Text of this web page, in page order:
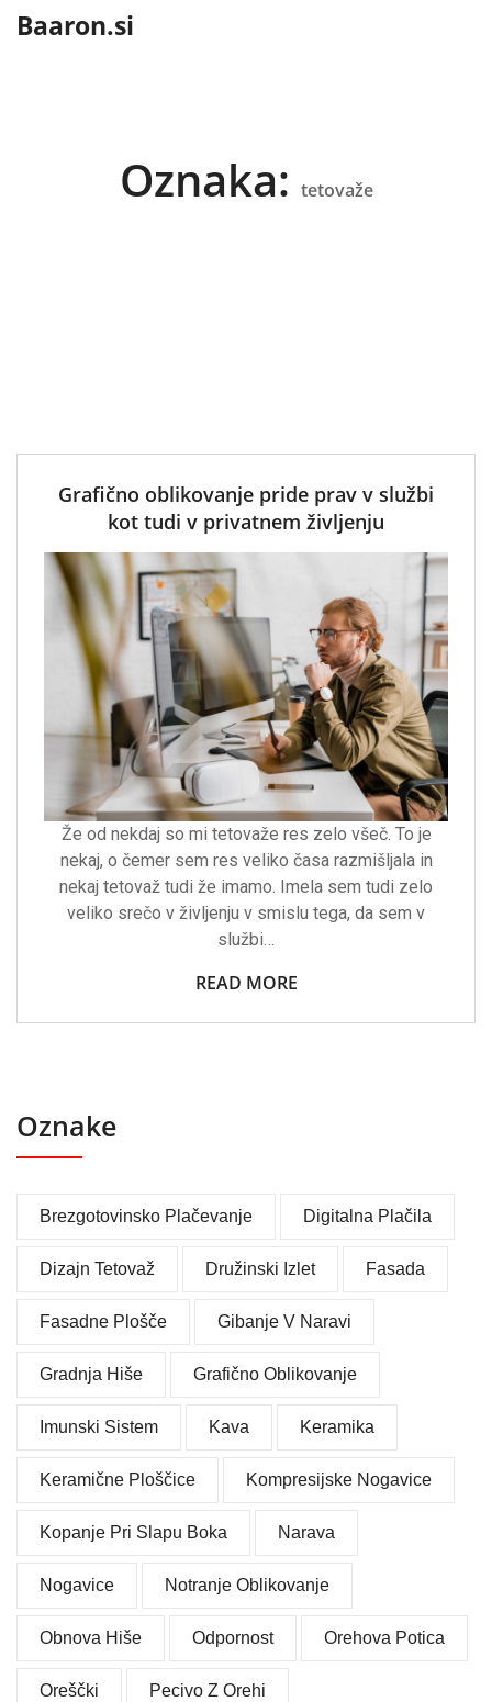
Baaron.si
Oznaka: tetovaže
Grafično oblikovanje pride prav v službi
kot tudi v privatnem življenju
Že od nekdaj so mi tetovaže res zelo všeč. To je
nekaj, o čemer sem res veliko časa razmišljala in
nekaj tetovaž tudi že imamo. Imela sem tudi zelo
veliko srečo v življenju v smislu tega, da sem v
službi…
READ MORE
Oznake
Brezgotovinsko Plačevanje Digitalna Plačila
Dizajn Tetovaž Družinski Izlet Fasada
Fasadne Plošče Gibanje V Naravi
Gradnja Hiše Grafično Oblikovanje
Imunski Sistem Kava Keramika
Keramične Ploščice Kompresijske Nogavice
Kopanje Pri Slapu Boka Narava
Nogavice Notranje Oblikovanje
Obnova Hiše Odpornost Orehova Potica
Oreščki Pecivo Z Orehi